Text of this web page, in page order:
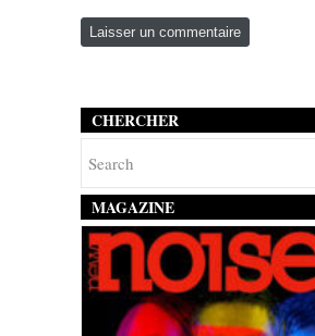
CHERCHER
MAGAZINE